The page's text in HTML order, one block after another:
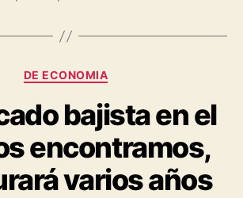
Categorías
DE ECONOMIA
bajista en el
encontramos,
varios años